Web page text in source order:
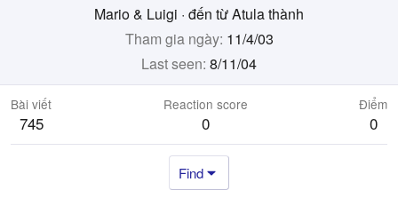
Mario & Luigi · đến từAtula thành
Tham gia ngày 11/4/03
Last seen 8/11/04
Bài viết
745
Reaction score
0
Điểm
0
Find